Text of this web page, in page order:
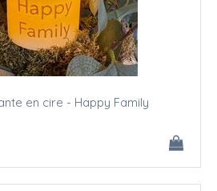
en cire - Happy Family